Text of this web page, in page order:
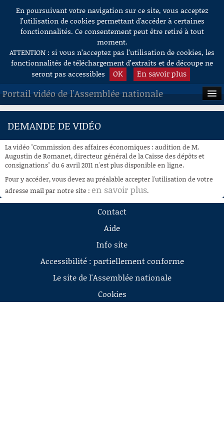
Aller au contenu
En poursuivant votre navigation sur ce site, vous acceptez
l’utilisation de cookies permettant d'accéder à certaines
fonctionnalités. Ce consentement peut être retiré à tout
moment.
ATTENTION : si vous n’acceptez pas l’utilisation de cookies, les
fonctionnalités de téléchargement d’extraits et de découpe ne
seront pas accessibles
OK En savoir plus
Portail vidéo de l'Assemblée nationale
ACCUEIL
À LA DEMANDE
RECHERCHE
AIDE À LA DÉCOUPE
DE VIDÉOS
DEMANDE DE VIDÉO
La vidéo "Commission des affaires économiques : audition de M.
Augustin de Romanet, directeur général de la Caisse des dépôts et
consignations" du 6 avril 2011 n'est plus disponible en ligne.
Pour y accéder, vous devez au préalable accepter l'utilisation de votre
adresse mail par notre site : en savoir plus.
Contact
Aide
Info site
Accessibilité : partiellement conforme
Le site de l'Assemblée nationale
Cookies